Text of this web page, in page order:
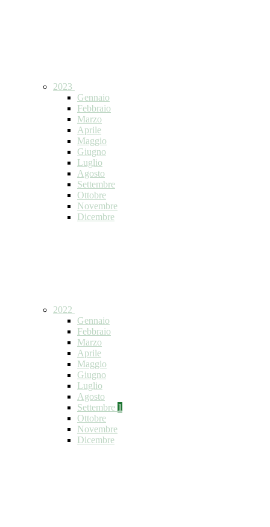
2023
Gennaio
Febbraio
Marzo
Aprile
Maggio
Giugno
Luglio
Agosto
Settembre
Ottobre
Novembre
Dicembre
2022
Gennaio
Febbraio
Marzo
Aprile
Maggio
Giugno
Luglio
Agosto
Settembre 1
Ottobre
Novembre
Dicembre